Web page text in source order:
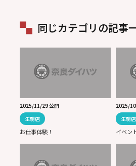
同じカテゴリの記事
2025/11/29 公開
生駒店
お仕事体験！
2025/
生駒店
イベン